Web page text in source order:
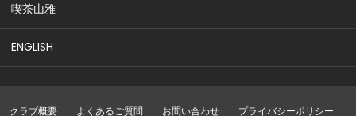
喫茶山雅
ENGLISH
クラブ概要 よくあるご質問 お問い合わせ プライバシーポリシー